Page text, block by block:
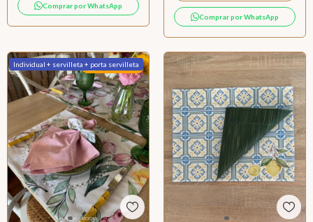
Comprar por WhatsApp
Comprar por WhatsApp
Más Vendido
Individual + servilleta + porta servilleta